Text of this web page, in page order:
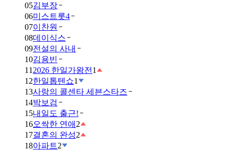
05김부장
06미스트롯4
07이찬원
08데이식스
09전설의 사내
10김용빈
11 2026 한일가왕전 1
12한일톱텐쇼1
13사랑의 콜센타 세븐스타즈
14박보검
15내일도 출근!
16오싹한 연애 2
17결혼의 완성2
18아파트2